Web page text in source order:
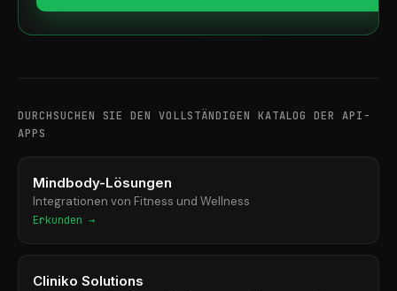
DURCHSUCHEN SIE DEN VOLLSTÄNDIGEN KATALOG DER API-
APPS
Mindbody-Lösungen
Integrationen von Fitness und Wellness
Erkunden →
Cliniko Solutions